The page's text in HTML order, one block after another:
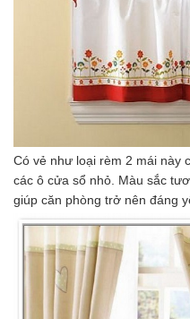
Có vẻ như loại rèm 2 mái này
các ô cửa sổ nhỏ. Màu sắc
giúp căn phòng trở nên đáng